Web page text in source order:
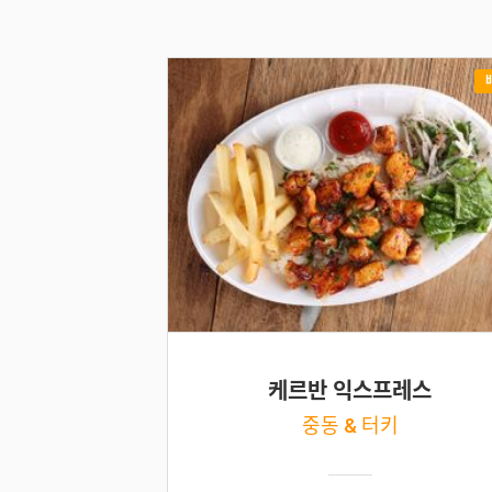
케르반 익스프레스
중동 & 터키